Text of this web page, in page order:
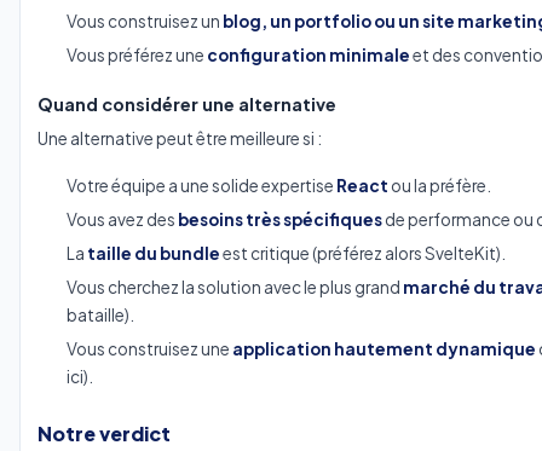
Vous construisez un blog, un portfolio ou un site
Vous préférez une configuration minimaleet des
Quand considérer une alternative
Une alternative peut être meilleure si :
Votre équipe a une solide expertise React ou la préfère.
Vous avez des besoins très spécifiquesde performance ou
La taille du bundleest critique (préférez alors SvelteKit).
Vous cherchez la solution avec le plus grand marché du
bataille).
Vous construisez une application hautement dynamique
ici).
Notre verdict